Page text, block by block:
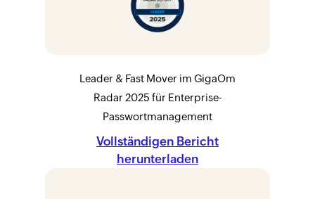
Leader & Fast Mover im GigaOm
Radar 2025 für Enterprise-
Passwortmanagement
Vollständigen Bericht
herunterladen